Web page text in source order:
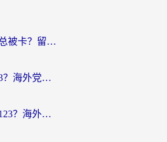
海外看优酷有限版权总被卡？留学生亲测有效的回国加速器选择指南
在国外如何登录12123？海外党必备的回国加速实用指南
国外登录不了交管12123？海外华人亲测有效的回国加速器选择指南